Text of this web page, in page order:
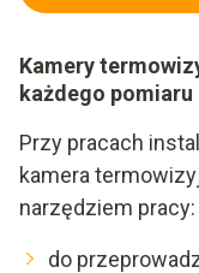
Kamery
każdego pomiaru
Przy pracach
kamera
narzędziem pracy:
do